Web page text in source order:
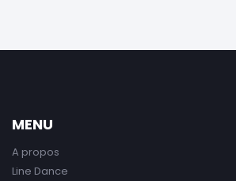
MENU
A propos
Line Dance